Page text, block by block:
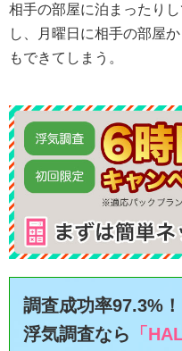
相手の部屋に泊まったり
し、月曜日に相手の部屋
もできてしまう。
調査成功率97.3%！
浮気調査なら 「